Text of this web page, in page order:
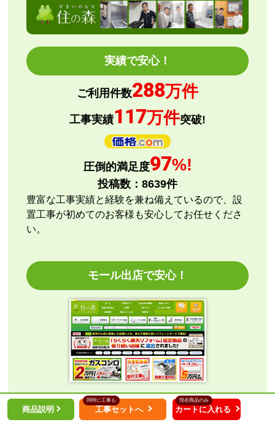
はい
ショップからの連絡や対応は適切でしたか？
はい
予定の期日までに商品が届きましたか？
商品の梱包は必要十分なものでしたか？
またこのショップを利用したいですか？
【注文商品】エアコン・クーラー 【注文
時期】2026年08月頃
【このショップを選んだ理由は？】
評価と価格
【注文からどのくらいで届きましたか？】
【その他感想・コメント】
エアコン本体の購入のみ（工事無し）でしたが、連絡
も早く安心して購入できました。
こちらの都合で、最短でお届けいただくようご依頼。
施工業者への連絡の都合上、何度かメールをさせてい
ただきましたが、連絡も早く安心して購入させていた
だくことができました。
kazumorimori さん
実績で安心！
ご利用件数288万件
工事実績117万件突破!
圧倒的満足度97%!
投稿数： 8639件
豊富な工事実績と経験を兼ね備えているので、設
置工事が初めてのお客様も安心してお任せくださ
い。
モール出店で安心！
住の森は、現在ご覧の本店の他、外部審査の必要
な楽天市場等へ出店しています。
商品説明
同時に工事も
工事セットへ カートに入れる
現在商品のみ